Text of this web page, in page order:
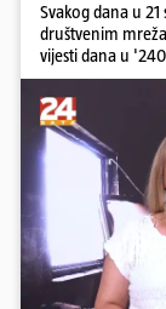
Svakog dana u
društvenim
vijesti dana u
Krnetić: Turisti
stajati sanacija
suca, od utorka
branitelja...